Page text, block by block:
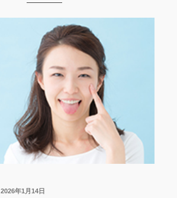
2026年1月14日